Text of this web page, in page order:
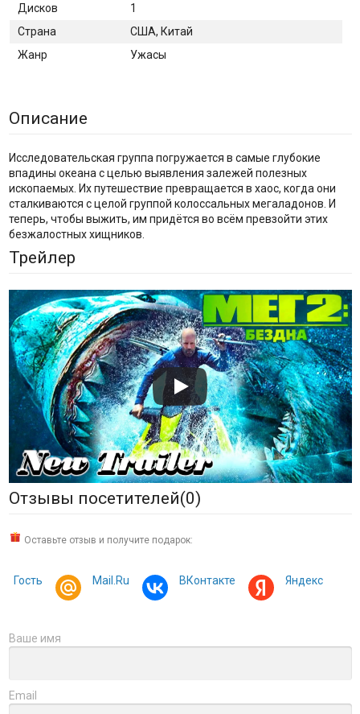
Дисков
1
Страна
США, Китай
Жанр
Ужасы
Описание
Исследовательская группа погружается в самые глубокие
впадины океана с целью выявления залежей полезных
ископаемых. Их путешествие превращается в хаос, когда они
сталкиваются с целой группой колоссальных мегаладонов. И
теперь, чтобы выжить, им придётся во всём превзойти этих
безжалостных хищников.
Трейлер
Отзывы посетителей(0)
Оставьте отзыв и получите подарок:
Гость Mail.Ru ВКонтакте Яндекс
Ваше имя
Email